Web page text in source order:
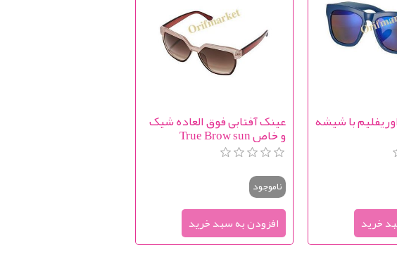
با شیشه عینک آفتابی فوق العاده شیک
و خاص True Brow sun
glasses
ناموجود